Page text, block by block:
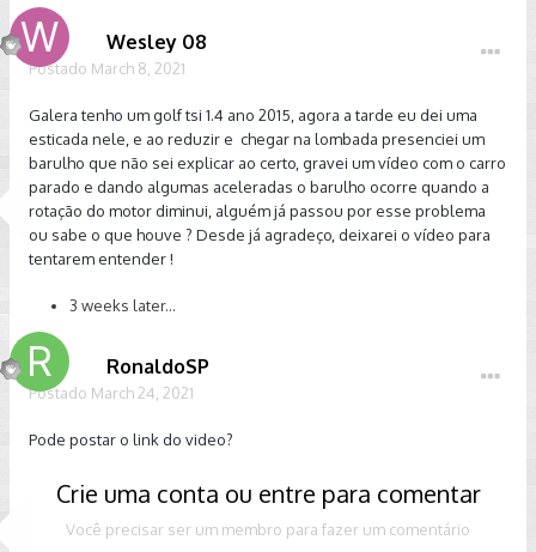
Wesley 08
Postado March 8, 2021
Galera tenho um golf tsi 1.4 ano 2015, agora a tarde eu dei uma
esticada nele, e ao reduzir e chegar na lombada presenciei um
barulho que não sei explicar ao certo, gravei um vídeo com o carro
parado e dando algumas aceleradas o barulho ocorre quando a
rotação do motor diminui, alguém já passou por esse problema
ou sabe o que houve ? Desde já agradeço, deixarei o vídeo para
tentarem entender !
3 weeks later...
RonaldoSP
Postado March 24, 2021
Pode postar o link do video?
Crie uma conta ou entre para comentar
Você precisar ser um membro para fazer um comentário